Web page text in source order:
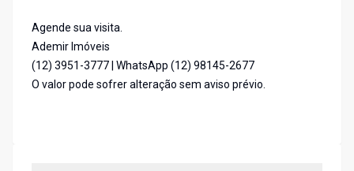
Agende sua visita.
Ademir Imóveis
(12) 3951-3777 | WhatsApp (12) 98145-2677
O valor pode sofrer alteração sem aviso prévio.